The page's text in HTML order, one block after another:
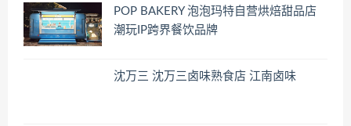
POP BAKERY 泡泡玛特自营烘焙甜品店
潮玩IP跨界餐饮品牌
沈万三 沈万三卤味熟食店 江南卤味